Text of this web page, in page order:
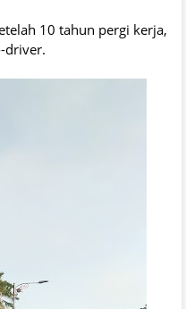
10 tahun pergi kerja,
driver.